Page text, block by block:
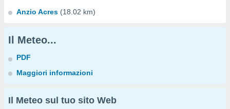
Anzio Acres (18.02 km)
Il Meteo...
PDF
Maggiori informazioni
Il Meteo sul tuo sito Web